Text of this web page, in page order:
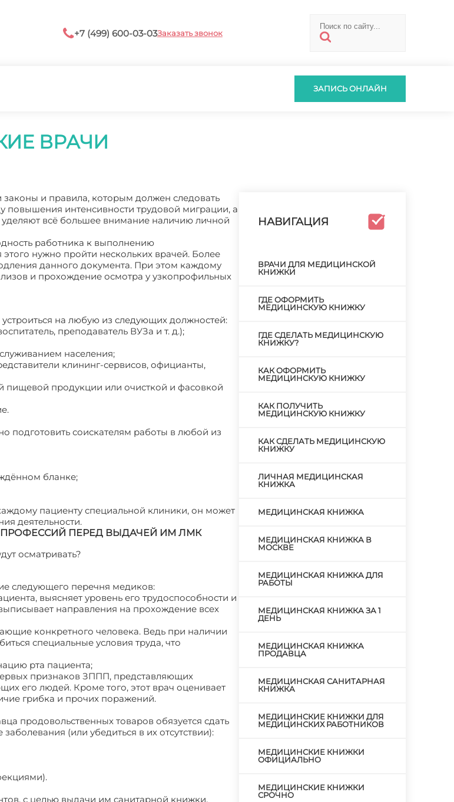
+7 (499) 600-03-03Заказать звонок
ЗАПИСЬ ОНЛАЙН
ВРАЧИ
законы и правила, которым должен следовать
повышения интенсивности трудовой миграции, а
всё большее внимание наличию личной
работника к выполнению
нужно пройти нескольких врачей. Более
данного документа. При этом каждому
и прохождение осмотра у узкопрофильных
на любую из следующих должностей:
преподаватель ВУЗа и т. д.);
населения;
клининг-сервисов, официанты,
продукции или очисткой и фасовкой
подготовить соискателям работы в любой из
бланке;
пациенту специальной клиники, он может
деятельности.
ПЕРЕД ВЫДАЧЕЙ ИМ ЛМК
осматривать?
следующего перечня медиков:
выясняет уровень его трудоспособности и
направления на прохождение всех
конкретного человека. Ведь при наличии
специальные условия труда, что
рта пациента;
признаков ЗППП, представляющих
его людей. Кроме того, этот врач оценивает
грибка и прочих поражений.
продовольственных товаров обязуется сдать
(или убедиться в их отсутствии):
с целью выдачи им санитарной книжки,
НАВИГАЦИЯ
ВРАЧИ ДЛЯ МЕДИЦИНСКОЙ
КНИЖКИ
ГДЕ ОФОРМИТЬ
МЕДИЦИНСКУЮ КНИЖКУ
ГДЕ СДЕЛАТЬ МЕДИЦИНСКУЮ
КНИЖКУ?
КАК ОФОРМИТЬ
МЕДИЦИНСКУЮ КНИЖКУ
КАК ПОЛУЧИТЬ
МЕДИЦИНСКУЮ КНИЖКУ
КАК СДЕЛАТЬ МЕДИЦИНСКУЮ
КНИЖКУ
ЛИЧНАЯ МЕДИЦИНСКАЯ
КНИЖКА
МЕДИЦИНСКАЯ КНИЖКА
МЕДИЦИНСКАЯ КНИЖКА В
МОСКВЕ
МЕДИЦИНСКАЯ КНИЖКА ДЛЯ
РАБОТЫ
МЕДИЦИНСКАЯ КНИЖКА ЗА 1
ДЕНЬ
МЕДИЦИНСКАЯ КНИЖКА
ПРОДАВЦА
МЕДИЦИНСКАЯ САНИТАРНАЯ
КНИЖКА
МЕДИЦИНСКИЕ КНИЖКИ ДЛЯ
МЕДИЦИНСКИХ РАБОТНИКОВ
МЕДИЦИНСКИЕ КНИЖКИ
ОФИЦИАЛЬНО
МЕДИЦИНСКИЕ КНИЖКИ
СРОЧНО